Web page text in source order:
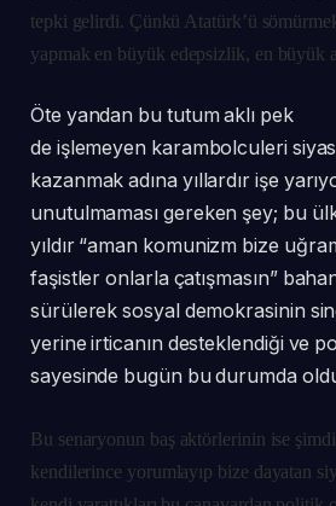
tepki gelirdi. Çünkü Atatürk’ü
yapmak en büyük edepsizlik, en büyük
Öte yandan bu tutum aklı pek
de işlemeyen karambolculeri
kazanmak adına yıllardır işe
unutulmaması gereken şey; bu
yıldır “aman komunizm bize
faşistler onlarla çatışmasın”
sürülerek sosyal demokrasinin
yerine irticanın desteklendiği ve
sayesinde bugün bu durumda
Bu senaryonun baş aktörlerinin ise
kendilerince yorumlayıp bize dayatan